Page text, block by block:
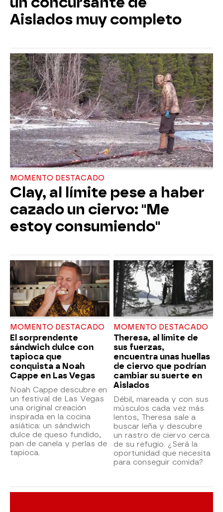
Aislados muy completo
MOMENTO DESTACADO
Clay, al límite pese a haber
cazado un ciervo: "Me
estoy consumiendo"
MOMENTO DESTACADO
El sorprendente
sándwich dulce con
tapioca que
conquista a Noah
Cappe en Las Vegas
Noah Cappe descubre en
un festival de Las Vegas
una original creación
inspirada en la cocina
asiática: un sándwich
dulce de queso fundido,
pan de canela y perlas de
tapioca.
MOMENTO DESTACADO
Theresa, al límite de
sus fuerzas,
encuentra unas huellas
de ciervo que podrían
cambiar su suerte en
Aislados
Débil, mareada y con sus
músculos cada vez más
lentos, Theresa sale a
buscar leña y descubre
un rastro de ciervo cerca
de su refugio. ¿Será la
oportunidad que necesita
para conseguir comida?